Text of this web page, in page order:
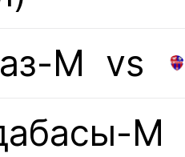
М vs
М